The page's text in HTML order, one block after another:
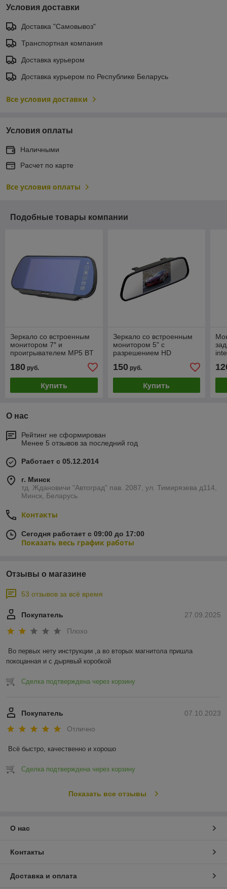
Условия доставки
Доставка "Самовывоз"
Транспортная компания
Доставка курьером
Доставка курьером по Республике Беларусь
Все условия доставки
Условия оплаты
Наличными
Расчет по карте
Все условия оплаты
Подобные товары компании
Зеркало со встроенным
монитором 7″ и
проигрывателем MP5 BT
180 руб.
Купить
Зеркало со встроенным
монитором 5" с
разрешением HD
150руб.
Купить
О нас
Рейтинг не сформирован
Менее 5 отзывов за последний год
Работает с 05.12.2014
г. Минск
тд. Ждановичи "Автоград" пав. 2087, ул. Тимирязева д114,
Минск, Беларусь
Контакты
Сегодня работает с 09:00 до 17:00
Показать весь график работы
Отзывы о магазине
53 отзывов за всё время
27.09.2025
Покупатель
Плохо
Во первых нету инструкции ,а во вторых магнитола пришла
покоцанная и с дырявый коробкой
Сделка подтверждена через корзину
07.10.2023
Покупатель
Отлично
Всё быстро, качественно и хорошо
Сделка подтверждена через корзину
Показать все отзывы
О нас
Контакты
Доставка и оплата